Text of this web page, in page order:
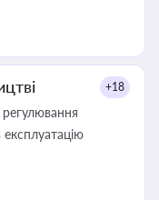
+18
експлуатацію